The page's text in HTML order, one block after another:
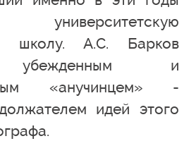
школу. А.С. Барков
убежденным и
«анучинцем» -
идей этого